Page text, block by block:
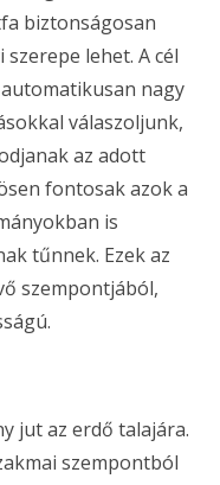
biztonságosan
lehet. A cél
nagy
válaszoljunk,
az adott
fontosak azok a
is
tűnnek. Ezek az
szempontjából,
jut az erdő talajára.
szempontból